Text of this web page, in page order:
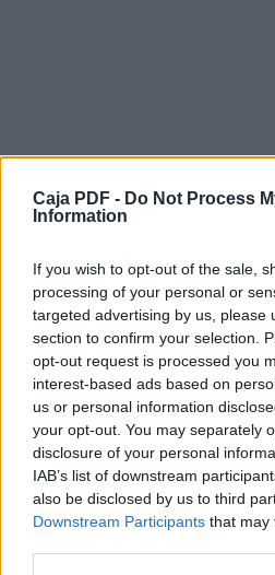
Caja PDF - Do Not Process
Information
If you wish to opt-out of the sale,
processing of your personal or
targeted advertising by us, please
section to confirm your selection.
opt-out request is processed you
interest-based ads based on
us or personal information
your opt-out. You may separately
disclosure of your personal
IAB’s list of downstream
also be disclosed by us to third
Downstream Participants that may
entre tejo e sado
Publicidade
2
União Seixalense aposta n
Celino Cunha Vieira
Sessão solene decorreu
salão cheio a aplaudir os
profundamente
conturbada Guerra Franco-
Europa
no século XIX, tendo os
Progressista forte adesão
ideologias
Descargar el
ComÃ©rcio 339.pdf (PDF, 7.8